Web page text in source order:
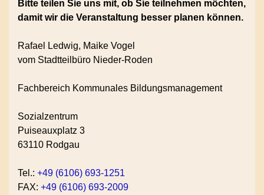
Bitte teilen Sie uns mit, ob Sie teilnehmen möchten,
damit wir die Veranstaltung besser planen können.
Rafael Ledwig, Maike Vogel
vom Stadtteilbüro Nieder-Roden
Fachbereich Kommunales Bildungsmanagement
Sozialzentrum
Puiseauxplatz 3
63110 Rodgau
Tel.: +49 (6106) 693-1251
FAX: +49 (6106) 693-2009